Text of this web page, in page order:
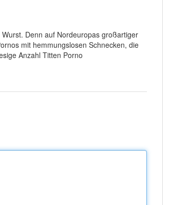
Denn auf Nordeuropas großartiger
mit hemmungslosen Schnecken, die
Anzahl Titten Porno